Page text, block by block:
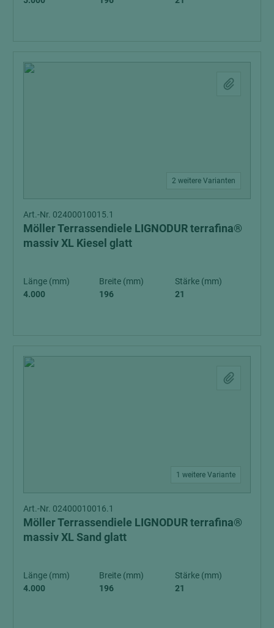
2 weitere Varianten
Art.-Nr. 02400010015.1
Möller Terrassendiele LIGNODUR terrafina®
massiv XL Kiesel glatt
Länge (mm)
4.000
Breite (mm)
196
Stärke (mm)
21
1 weitere Variante
Art.-Nr. 02400010016.1
Möller Terrassendiele LIGNODUR terrafina®
massiv XL Sand glatt
Länge (mm)
4.000
Breite (mm)
196
Stärke (mm)
21